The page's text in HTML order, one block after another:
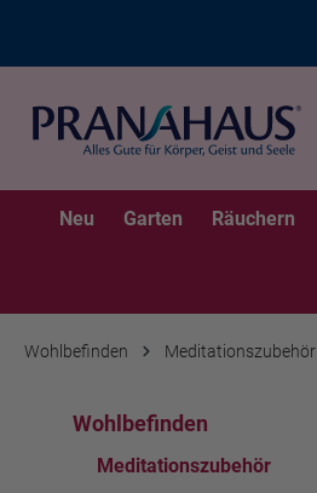
Neu Garten Räuchern
Wohlbefinden Meditationszubehör
Wohlbefinden
Meditationszubehör